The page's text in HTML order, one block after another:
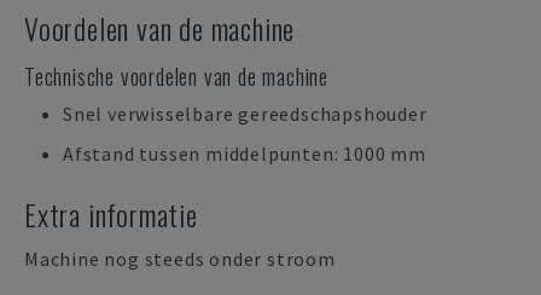
Voordelen van de machine
Technische voordelen van de machine
Snel verwisselbare gereedschapshouder
Afstand tussen middelpunten: 1000 mm
Extra informatie
Machine nog steeds onder stroom